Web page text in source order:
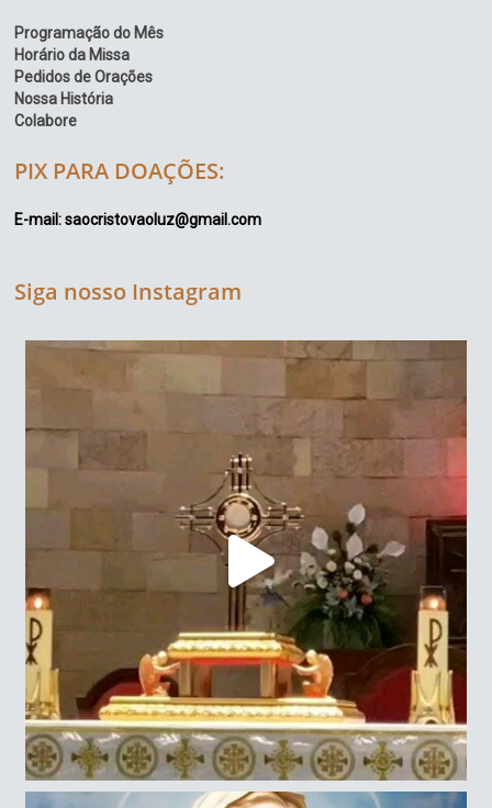
Programação do Mês
Horário da Missa
Pedidos de Orações
Nossa História
Colabore
PIX PARA DOAÇÕES:
E-mail: saocristovaoluz@gmail.com
Siga nosso Instagram